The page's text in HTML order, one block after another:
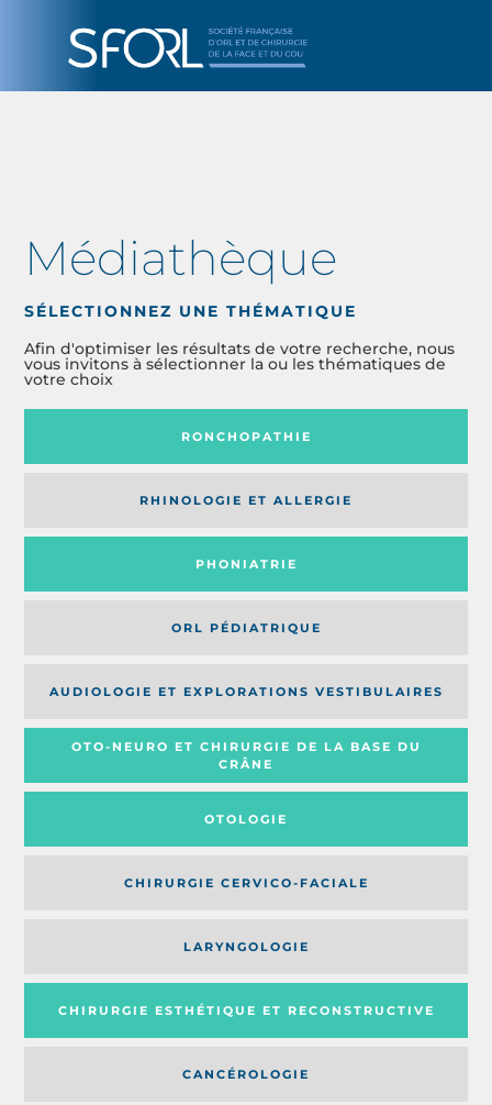
Médiathèque
SÉLECTIONNEZ UNE THÉMATIQUE
Afin d'optimiser les résultats de votre recherche, nous
vous invitons à sélectionner la ou les thématiques de
votre choix
RONCHOPATHIE
RHINOLOGIE ET ALLERGIE
PHONIATRIE
ORL PÉDIATRIQUE
AUDIOLOGIE ET EXPLORATIONS VESTIBULAIRES
OTO-NEURO ET CHIRURGIE DE LA BASE DU
CRÂNE
OTOLOGIE
CHIRURGIE CERVICO-FACIALE
LARYNGOLOGIE
CHIRURGIE ESTHÉTIQUE ET RECONSTRUCTIVE
CANCÉROLOGIE